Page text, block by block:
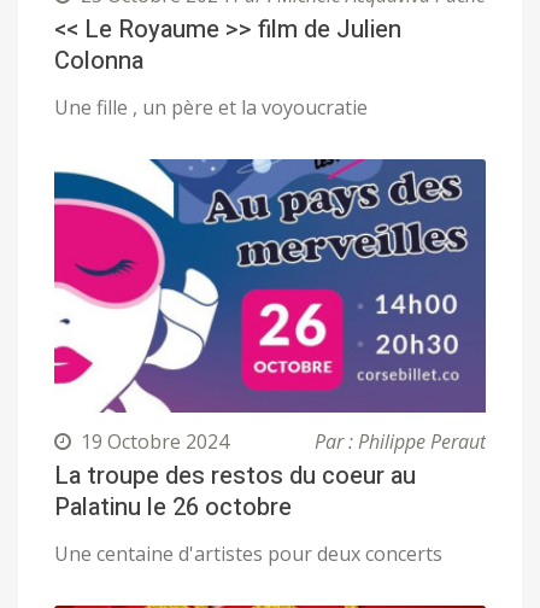
<< Le Royaume >> film de Julien
Colonna
Une fille , un père et la voyoucratie
19 Octobre 2024 Par : Philippe Peraut
La troupe des restos du coeur au
Palatinu le 26 octobre
Une centaine d'artistes pour deux concerts